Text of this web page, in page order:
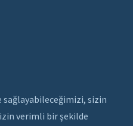
sizin
verimli bir şekilde